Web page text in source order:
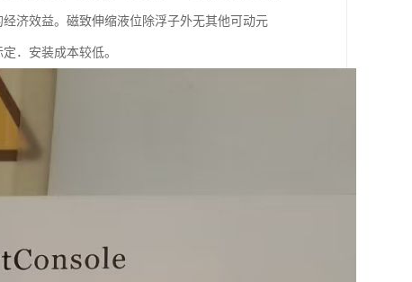
济效益。磁致伸缩液位除浮子外无其他可动元
．安装成本较低。